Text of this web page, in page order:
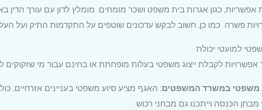
אפשריות, כגון אגרות בית משפט ושכר מומחים. מומלץ לדון עם עורך הדין
פשרה. כמו כן, חשוב לבקש עדכונים שוטפים על התקדמות התיק ועל
למועטי יכולת
אפשרויות לקבלת ייצוג משפטי בעלות מופחתת או בחינם עבור מי שזקוקים
משפטי במשרד המשפטים: האגף מציע סיוע משפטי בעניינים אזרחיים,
הכנסה וייתכנו גם מבחני רכוש.